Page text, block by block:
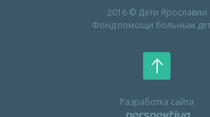
2016 © Дети Ярославии
Фонд помощи больным
Разработка сайта